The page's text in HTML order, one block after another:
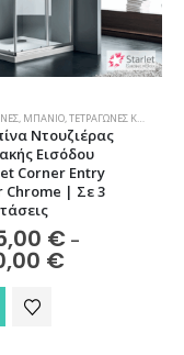
, ΜΠΆΝΙΟ,ΤΕΤΡΆΓΩΝΕΣ ΚΑΜΠΊΝΕΣ
Nτουζιέρας
Εισόδου
Corner Entry
Chrome | Σε 3
€ –
€Price